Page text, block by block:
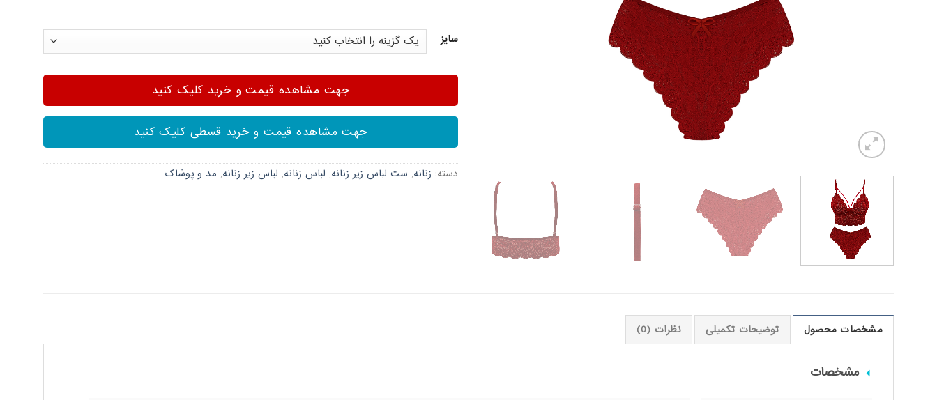
سایز
جهت مشاهده قیمت و خرید کلیک کنید
جهت مشاهده قیمت و خرید قسطی کلیک کنید
دسته: زنانه, ست لباس زیر زنانه, لباس زنانه, لباس زیر زنانه, مد و پوشاک
مشخصات محصول توضیحات تکمیلی نظرات (0)
مشخصات